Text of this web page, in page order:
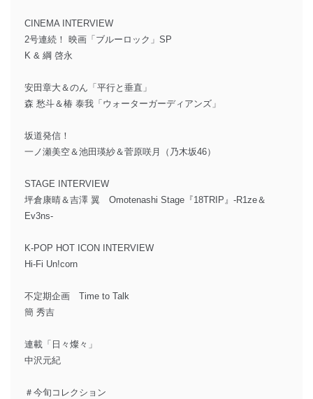
CINEMA INTERVIEW
2号連続！ 映画「ブルーロック」SP
K & 綱 啓永
安田章大＆のん「平行と垂直」
森 愁斗＆椿 泰我「ウォーターガーディアンズ」
坂道発信！
一ノ瀬美空＆池田瑛紗＆菅原咲月（乃木坂46）
STAGE INTERVIEW
坪倉康晴＆吉澤 翼 Omotenashi Stage『18TRIP』-R1ze＆
Ev3ns-
K-POP HOT ICON INTERVIEW
Hi-Fi Un!corn
不定期企画 Time to Talk
簡 秀吉
連載「日々燦々」
中沢元紀
＃今旬コレクション